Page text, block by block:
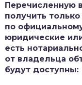
Перечисленную
получить
по
юридические
есть
от владельца
будут доступны: